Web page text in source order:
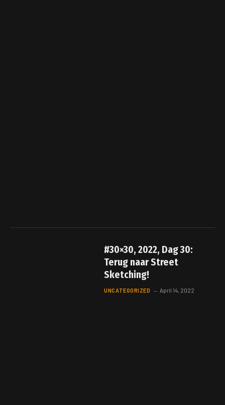
#30×30, 2022, Dag 30:
Terug naar Street
Sketching!
UNCATEGORIZED April 14, 2022